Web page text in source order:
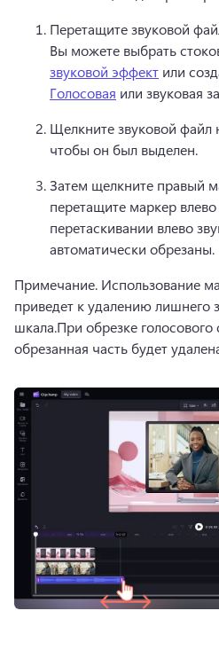
Вы можете выбрать
звуковой эффект или
Голосовая или звуковая
Щелкните звуковой файл
чтобы он был выделен.
Затем щелкните правый
перетащите маркер
перетаскивании влево
автоматически обрезаны.
Примечание. Использование
приведет к удалению лишнего
шкала.При обрезке
обрезанная часть будет